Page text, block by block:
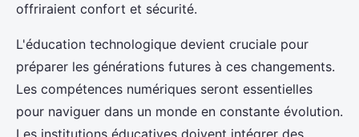
offriraient confort et sécurité.
L'éducation technologique devient cruciale pour
préparer les générations futures à ces changements.
Les compétences numériques seront essentielles
pour naviguer dans un monde en constante évolution.